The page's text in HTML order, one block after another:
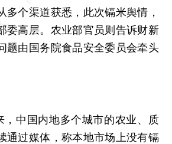
个渠道获悉，此次镉米舆情，
委高层。农业部官员则告诉财新
题由国务院食品安全委员会牵头
中国内地多个城市的农业、质
通过媒体，称本地市场上没有镉